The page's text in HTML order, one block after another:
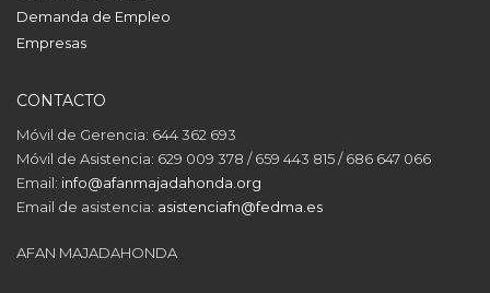
Demanda de Empleo
Empresas
CONTACTO
Móvil de Gerencia: 644 362 693
Móvil de Asistencia: 629 009 378 / 659 443 815 / 686 647 066
Email: info@afanmajadahonda.org
Email de asistencia: asistenciafn@fedma.es
AFAN MAJADAHONDA